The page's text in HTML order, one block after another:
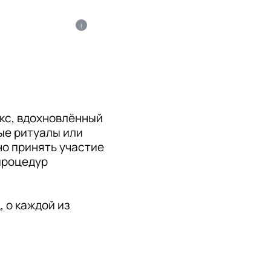
i
вдохновлённый
ритуалы или
принять участие
о каждой из